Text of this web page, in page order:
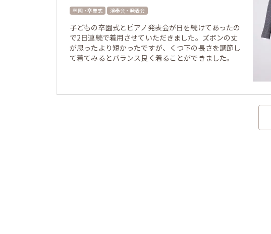
卒園・卒業式 演奏会・発表会
子どもの卒園式とピアノ発表会が日を続けてあったの
で2日連続で着用させていただきました。ズボンの丈
が思ったより短かったですが、くつ下の長さを調節し
て着てみるとバランス良く着ることができました。